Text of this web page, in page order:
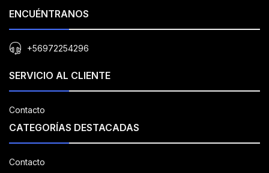
ENCUÉNTRANOS
+56972254296
SERVICIO AL CLIENTE
Contacto
CATEGORÍAS DESTACADAS
Contacto